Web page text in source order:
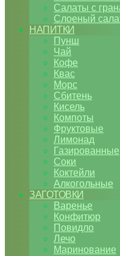
Салаты с
Слоеный
НАПИТКИ
Пунш
Чай
Кофе
Квас
Морс
Сбитень
Кисель
Компоты
Фруктовые
Лимонад
Газированные
Соки
Коктейли
Алкогольные
ЗАГОТОВКИ
Варенье
Конфитюр
Повидло
Лечо
Маринование